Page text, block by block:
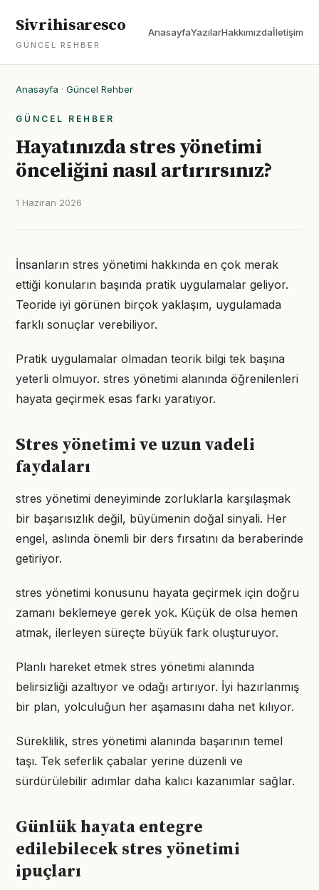
Sivrihisaresco
GÜNCEL REHBER
AnasayfaYazılarHakkımızdaİletişim
Anasayfa · Güncel Rehber
GÜNCEL REHBER
Hayatınızda stres yönetimi
önceliğini nasıl artırırsınız?
1 Haziran 2026
İnsanların stres yönetimi hakkında en çok merak
ettiği konuların başında pratik uygulamalar geliyor.
Teoride iyi görünen birçok yaklaşım, uygulamada
farklı sonuçlar verebiliyor.
Pratik uygulamalar olmadan teorik bilgi tek başına
yeterli olmuyor. stres yönetimi alanında öğrenilenleri
hayata geçirmek esas farkı yaratıyor.
Stres yönetimi ve uzun vadeli
faydaları
stres yönetimi deneyiminde zorluklarla karşılaşmak
bir başarısızlık değil, büyümenin doğal sinyali. Her
engel, aslında önemli bir ders fırsatını da beraberinde
getiriyor.
stres yönetimi konusunu hayata geçirmek için doğru
zamanı beklemeye gerek yok. Küçük de olsa hemen
atmak, ilerleyen süreçte büyük fark oluşturuyor.
Planlı hareket etmek stres yönetimi alanında
belirsizliği azaltıyor ve odağı artırıyor. İyi hazırlanmış
bir plan, yolculuğun her aşamasını daha net kılıyor.
Süreklilik, stres yönetimi alanında başarının temel
taşı. Tek seferlik çabalar yerine düzenli ve
sürdürülebilir adımlar daha kalıcı kazanımlar sağlar.
Günlük hayata entegre
edilebilecek stres yönetimi
ipuçları